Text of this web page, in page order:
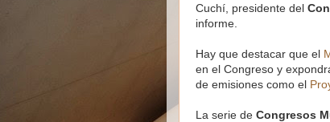
Cuchí, presidente del
informe.
Hay que destacar que el
en el Congreso y
de emisiones como el
La serie de Congresos